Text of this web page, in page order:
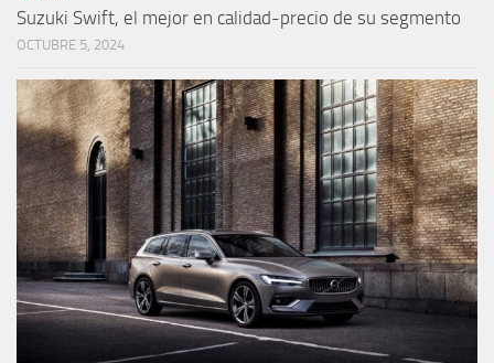
Suzuki Swift, el mejor en calidad-precio de su segmento
OCTUBRE 5, 2024